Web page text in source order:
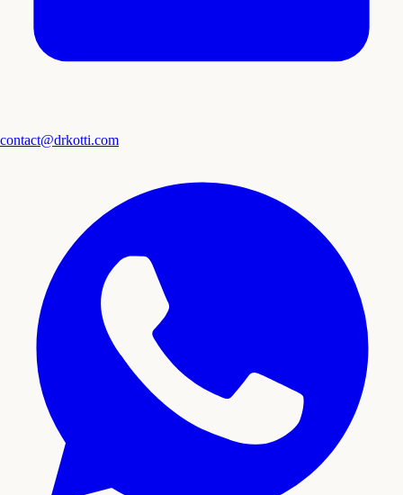
contact@drkotti.com